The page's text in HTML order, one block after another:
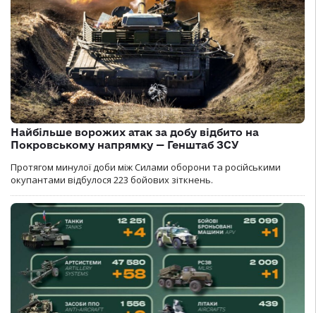
Найбільше ворожих атак за добу відбито на
Покровському напрямку — Генштаб ЗСУ
Протягом минулої доби між Силами оборони та російськими
окупантами відбулося 223 бойових зіткнень.